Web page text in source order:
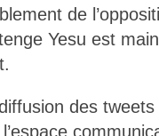
de
Yesu est
des